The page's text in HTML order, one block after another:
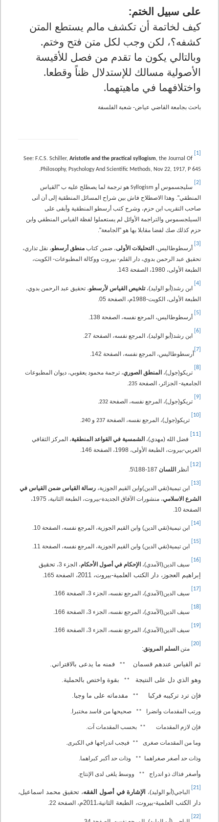
على سبيل الختم:
كيف لخاتمة أن تكشف مالم يستطع المتن
كشفه؟، لكن وجب لكل متن فتح وختم.
وبالتالي يكون ما تقدم من فصل للأقيسة
الأصولية مسالك للإستدلال ظناً وقطعا.
واختلافهما في ماهيتهما.
باحث بجامعة القاضي عياض- شعبة الفلسفة
See: F.C.S. Schiller, Aristotle and the practical syllogism, the Journal Of
Philosophy, Psychology And Scientific Methods, Nov 22, 1917, P 645.
[2]
سليجسموس أو Syllogism هو ترجمة لما يصطلح عليه ب "القياس
المنطقي". وهذا الاصطلاح فاش بين شراح المسائل المنطقية إلى أن أتى
صاحب التقريب ابن حزم، وشرح كتب أرسطو المنطقية وأبقى على
السيلجسموس والتراجمة الأوائل لم يستعملوا لفظة القياس المنطقي وابن
حزم كذلك صك لفضا مقابلا بها هو "الجامعة".
[3]
أرسطوطاليس، التحليلات الأولى، ضمن كتاب منطق أرسطو، نقل تذاري،
تحقيق عبد الرحمن بدوي، دار القلم- بيروت ووكالة المطبوعات- الكويت،
الطبعة الأولى، 1980، الصفحة 143.
[4]
ابن رشد(أبو الوليد)،تلخيص القياس لأرسطو، تحقيق عبد الرحمن بدوي،
الطبعة الأولى، الكويت-1988م، الصفحة 05.
[5]
أرسطوطاليس، المرجع نفسه، الصفحة 138.
[6]
ابن رشد(أبو الوليد)، المرجع نفسه، الصفحة 27.
[7]
أرسطوطاليس، المرجع نفسه، الصفحة 142.
[8]
تريكو(جول)، المنطق الصوري، ترجمة محمود يعقوبي، ديوان المطبوعات
الجامعية- الجزائر، الصفحة 235
[9]
تريكو(جول)، المرجع نفسه، الصفحة 232
.
[10]
تريكو(جول)، المرجع نفسه، الصفحة 237 و 240
فضل الله (مهدي)، الشمسية في القواعد المنطقية، المركز الثقافي
العربي-بيروت، الطبعة الأولى، 1998، الصفحة 146.
أنظر اللسان
[13]
ابن تيمية(تقي الدين)وابن القيم الجوزية، رسالة القياس ضمن القياس في
الشرع الاسلامي
، منشورات الآفاق الجديدة-بيروت، الطبعة الثانية، 1975،
الصفحة 10.
[14]
ابن تيمية(تقي الدين) وابن القيم الجوزية، المرجع نفسه، الصفحة 10.
[15]
ابن تيمية(تقي الدين) وابن القيم الجوزية، المرجع نفسه، الصفحة 11.
[16]
سيف الدين(الآمدي)، الإحكام في أصول الأحكام، الجزء 3،
تحقيق
إبراهيم العجوز، دار الكتب العلمية-بيروت، 2011،
الصفحة 165.
[17]
سيف الدين(الآمدي)، المرجع نفسه، الجزء 3، الصفحة 166.
[18]
سيف الدين(الآمدي)، المرجع نفسه، الجزء 3، الصفحة 166.
[19]
سيف الدين(الآمدي)، المرجع نفسه، الجزء 3، الصفحة 166.
[20]
متن السلم المرونق:
ثم القياس عندهم قسمان ** فمنه ما يدعى بالاقتراني.
وهو الذي دل على النتيجة ** بقوة واختص بالحملية.
فإن ترد تركيبه فركبا ** مقدماته على ما وجبا.
ورتب المقدمات وانضرا ** صحيحها من فاسد مختبرا.
فإن لازم المقدمات ** بحسب المقدمات آت.
وما من المقدمات صغرى ** فيجب اندراجها في الكبرى.
وذات حد أصغر صغراهما ** وذات حد أكبر كبراهما.
وأصغر فذاك ذو اندراج ** ووسط يلغى لدى الإنتاج.
[21]
الباجي(أبو الوليد)، الإشارة في أصول الفقه، تحقيق محمد اسماعيل،
دار الكتب العلمية-بيروت، الطبعة الثانية،2011م
، الصفحة 22.
[22]